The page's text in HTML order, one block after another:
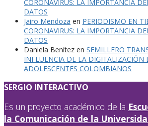
CORONAVIRUS: LA IMPORTANCIA
DATOS
Jairo Mendoza en PERIODISMO EN
CORONAVIRUS: LA IMPORTANCIA
DATOS
Daniela Benítez en SEMILLERO
INFLUENCIA DE LA DIGITALIZACIÓN
ADOLESCENTES COLOMBIANOS
SERGIO INTERACTIVO
Es un proyecto académico de la
la Comunicación de la